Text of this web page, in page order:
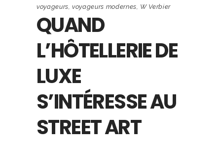
voyageurs,voyageurs modernes, W Verbier
QUAND
L’HÔTELLERIE DE
LUXE
S’INTÉRESSE AU
STREET ART